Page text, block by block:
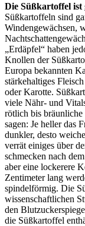
Die Süßkartoffel
Süßkartoffeln sind
Windengewächsen,
„Erdäpfel“ haben
Knollen der
Europa bekannten
stärkehaltiges
oder Karotte.
viele Nähr- und
rötlich bis bräunliche
sagen: Je heller das
dunkler, desto
verrät einiges über
schmecken nach
aber eine lockerere
Zentimeter lang
spindelförmig. Die
wissenschaftlichen
den
die Süßkartoffel